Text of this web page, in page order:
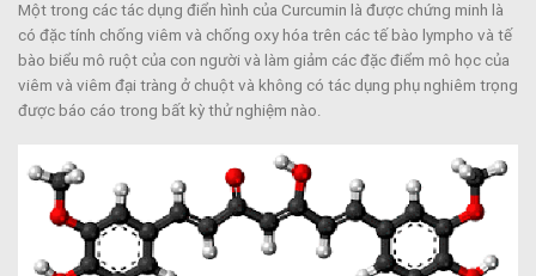
Một trong các tác dụng điển hình của Curcumin là được chứng minh là
có đặc tính chống viêm và chống oxy hóa trên các tế bào lympho và tế
bào biểu mô ruột của con người và làm giảm các đặc điểm mô học của
viêm và viêm đại tràng ở chuột và không có tác dụng phụ nghiêm trọng
được báo cáo trong bất kỳ thử nghiệm nào.